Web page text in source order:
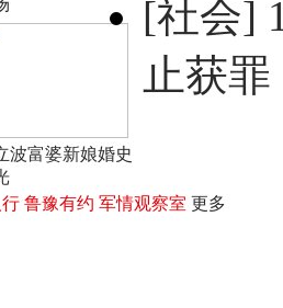
波富婆新娘婚史
[社会]
止获罪
鲁豫有约 军情观察室 更多